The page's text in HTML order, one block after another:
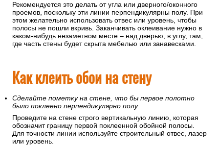
Рекомендуется это делать от угла или дверного/оконного
проемов, поскольку эти линии перпендикулярны полу. При
этом желательно использовать отвес или уровень, чтобы
полосы не пошли вкривь. Заканчивать оклеивание нужно в
каком-нибудь незаметном месте – над дверью, в углу, там,
где часть стены будет скрыта мебелью или занавесками.
Как клеить обои на стену
Сделайте пометку на стене, что бы первое полотно
было поклеено перпендикулярно полу.
Проведите на стене строго вертикальную линию, которая
обозначит границу первой поклеенной обойной полосы.
Для точности линии используйте строительный отвес, лазер
или уровень.